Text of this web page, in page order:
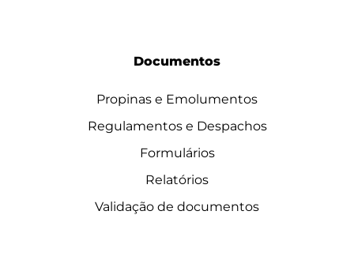
Documentos
Propinas e Emolumentos
Regulamentos e Despachos
Formulários
Relatórios
Validação de documentos